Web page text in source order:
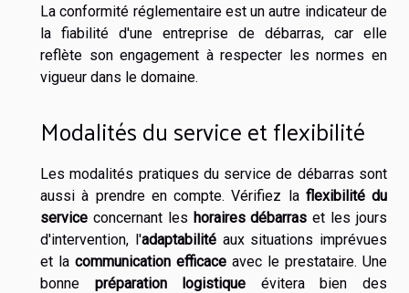
La conformité réglementaire est un autre indicateur de
la fiabilité d'une entreprise de débarras, car elle
reflète son engagement à respecter les normes en
vigueur dans le domaine.
Modalités du service et flexibilité
Les modalités pratiques du service de débarras sont
aussi à prendre en compte. Vérifiez la flexibilité du
service concernant les horaires débarras et les jours
d'intervention, l'adaptabilitéaux situations imprévues
et la communication efficace avec le prestataire. Une
bonne préparation logistique évitera bien des